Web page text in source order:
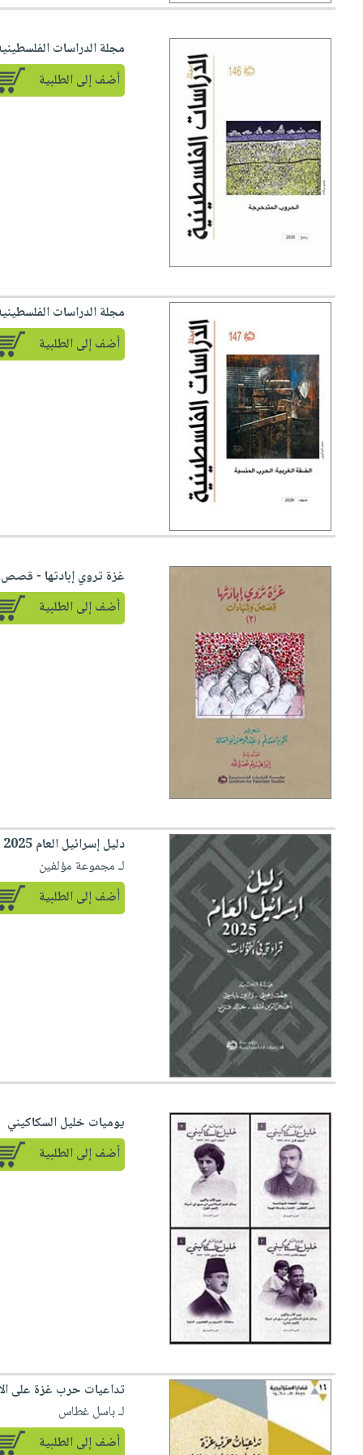
مجلة الدراسات
أضف إلى الطلبية
مجلة الدراسات
أضف إلى الطلبية
غزة تروي إبادتها - قصص
أضف إلى الطلبية
دليل إسرائيل العام 2025 قراءة في التحولات
لـ مجموعة مؤلفين
أضف إلى الطلبية
يوميات خليل السكاكيني
أضف إلى الطلبية
تداعيات حرب غزة على
لـ باسل غطاس
أضف إلى الطلبية